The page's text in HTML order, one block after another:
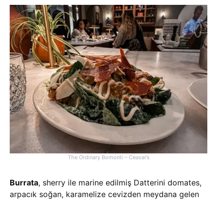
The Ordinary Bomonti – Ceasar’s
Burrata, sherry ile marine edilmiş Datterini domates,
arpacık soğan, karamelize cevizden meydana gelen